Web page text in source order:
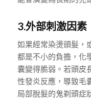
3.外部刺激因素
如果經常染燙頭髮，
都是不小的負擔，化
囊變得脆弱。若頭皮
性發炎反應，導致毛
局部脫髮的鬼剃頭症